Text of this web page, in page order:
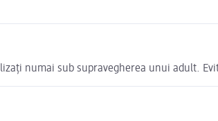
numai sub supravegherea unui adult.